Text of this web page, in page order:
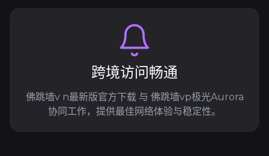
跨境访问畅通
佛跳墙v n最新版官方下载 与 佛跳墙vp极光Aurora
协同工作，提供最佳网络体验与稳定性。